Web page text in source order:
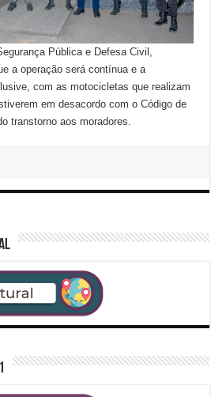
Pública e Defesa Civil,
a operação será contínua e a
com as motocicletas que realizam
em desacordo com o Código de
transtorno aos moradores.